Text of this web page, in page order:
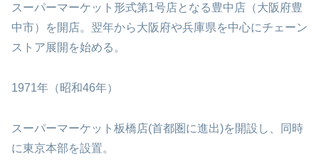
スーパーマーケット形式第1号店となる豊中店（大阪府豊
中市）を開店。翌年から大阪府や兵庫県を中心にチェーン
ストア展開を始める。
1971年（昭和46年）
スーパーマーケット板橋店(首都圏に進出)を開設し、同時
に東京本部を設置。